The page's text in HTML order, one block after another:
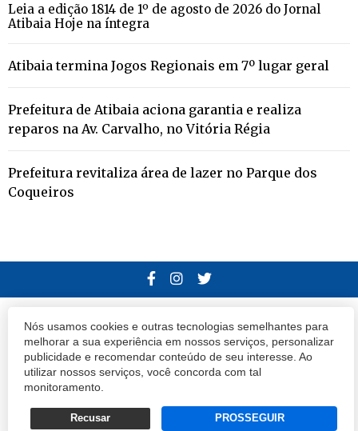
Nós usamos cookies e outras tecnologias semelhantes para
melhorar a sua experiência em nossos serviços, personalizar
publicidade e recomendar conteúdo de seu interesse. Ao
utilizar nossos serviços, você concorda com tal
monitoramento.
Recusar PROSSEGUIR
Leia a edição 1814 de 1º de agosto de 2026 do Jornal
Atibaia Hoje na íntegra
Atibaia termina Jogos Regionais em 7º lugar geral
Prefeitura de Atibaia aciona garantia e realiza
reparos na Av. Carvalho, no Vitória Régia
Prefeitura revitaliza área de lazer no Parque dos
Coqueiros
Termos e Políticas de Uso Privacidade